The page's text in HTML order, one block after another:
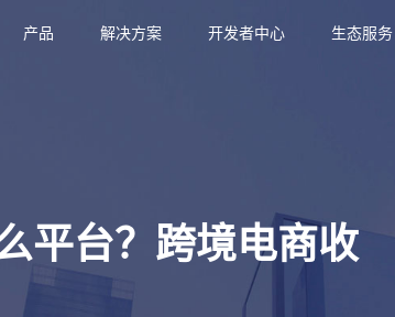
产品 解决方案 开发者中心 生态服务
平台？跨境电商收